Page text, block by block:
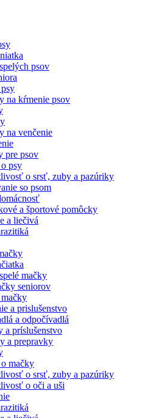
psov
na kŕmenie psov
na venčenie
pre psov
psy
o srsť, zuby a pazúriky
so psom
a športové pomôcky
a liečivá
mačky
seniorov
a prislušenstvo
a odpočívadlá
а príslušenstvo
a prepravky
mačky
o srsť, zuby a pazúriky
o oči a uši